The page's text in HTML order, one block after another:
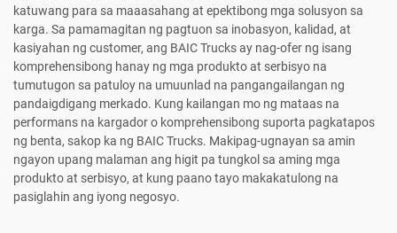
katuwang para sa maaasahang at epektibong mga solusyon sa
karga. Sa pamamagitan ng pagtuon sa inobasyon, kalidad, at
kasiyahan ng customer, ang BAIC Trucks ay nag-ofer ng isang
komprehensibong hanay ng mga produkto at serbisyo na
tumutugon sa patuloy na umuunlad na pangangailangan ng
pandaigdigang merkado. Kung kailangan mo ng mataas na
performans na kargador o komprehensibong suporta pagkatapos
ng benta, sakop ka ng BAIC Trucks. Makipag-ugnayan sa amin
ngayon upang malaman ang higit pa tungkol sa aming mga
produkto at serbisyo, at kung paano tayo makakatulong na
pasiglahin ang iyong negosyo.